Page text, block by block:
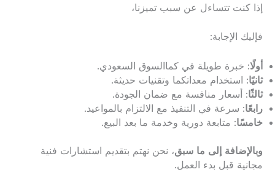
إذا كنت تتساءل عن سبب تميزنا،
فإليك الإجابة:
أولًا: خبرة طويلة في كماالسوق السعودي.
ثانيًا: استخدام معداتكما وتقنيات حديثة.
ثالثًا: أسعار منافسة مع ضمان الجودة.
رابعًا: سرعة في التنفيذ مع الالتزام بالمواعيد.
خامسًا: متابعة دورية وخدمة ما بعد البيع.
وبالإضافة إلى ما سبق، نحن نهتم بتقديم استشارات فنية
مجانية قبل بدء العمل.